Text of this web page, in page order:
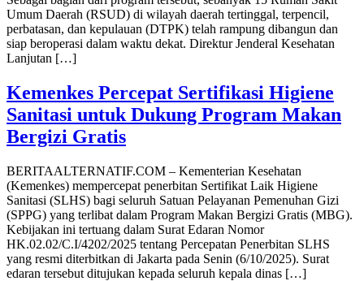
Umum Daerah (RSUD) di wilayah daerah tertinggal, terpencil,
perbatasan, dan kepulauan (DTPK) telah rampung dibangun dan
siap beroperasi dalam waktu dekat. Direktur Jenderal Kesehatan
Lanjutan […]
Kemenkes Percepat Sertifikasi Higiene
Sanitasi untuk Dukung Program Makan
Bergizi Gratis
BERITAALTERNATIF.COM – Kementerian Kesehatan
(Kemenkes) mempercepat penerbitan Sertifikat Laik Higiene
Sanitasi (SLHS) bagi seluruh Satuan Pelayanan Pemenuhan Gizi
(SPPG) yang terlibat dalam Program Makan Bergizi Gratis (MBG).
Kebijakan ini tertuang dalam Surat Edaran Nomor
HK.02.02/C.I/4202/2025 tentang Percepatan Penerbitan SLHS
yang resmi diterbitkan di Jakarta pada Senin (6/10/2025). Surat
edaran tersebut ditujukan kepada seluruh kepala dinas […]